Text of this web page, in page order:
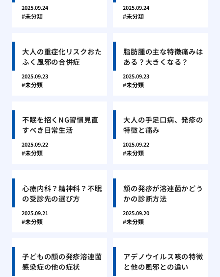
2025.09.24
未分類
2025.09.24
未分類
大人の重症化リスクおた
ふく風邪の合併症
2025.09.23
未分類
脂肪腫の主な特徴痛みは
ある？大きくなる？
2025.09.23
未分類
不眠を招くNG習慣見直
すべき日常生活
2025.09.22
未分類
大人の手足口病、発疹の
特徴と痛み
2025.09.22
未分類
心療内科？精神科？不眠
の受診先の選び方
2025.09.21
未分類
顔の発疹が溶連菌かどう
かの診断方法
2025.09.20
未分類
子どもの顔の発疹溶連菌
感染症の他の症状
アデノウイルス咳の特徴
と他の風邪との違い